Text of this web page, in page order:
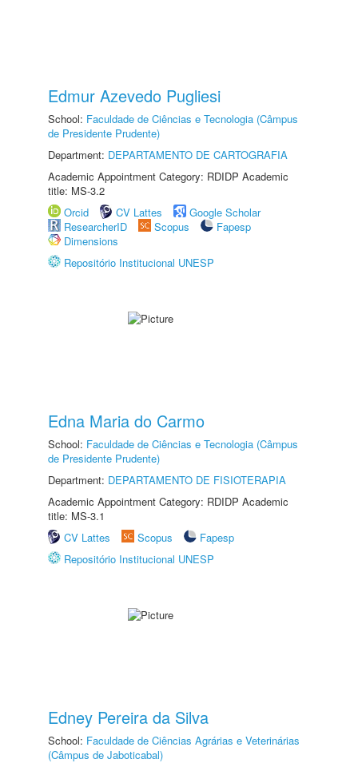
Edmur Azevedo Pugliesi
School: Faculdade de Ciências e Tecnologia (Câmpus
de Presidente Prudente)
Department: DEPARTAMENTO DE CARTOGRAFIA
Academic Appointment Category: RDIDP Academic
title: MS-3.2
Orcid
CV Lattes
Google Scholar
ResearcherID
Scopus
Fapesp
Dimensions
Repositório Institucional UNESP
Edna Maria do Carmo
School: Faculdade de Ciências e Tecnologia (Câmpus
de Presidente Prudente)
Department: DEPARTAMENTO DE FISIOTERAPIA
Academic Appointment Category: RDIDP Academic
title: MS-3.1
CV Lattes
Scopus
Fapesp
Repositório Institucional UNESP
Edney Pereira da Silva
School: Faculdade de Ciências Agrárias e Veterinárias
(Câmpus de Jaboticabal)